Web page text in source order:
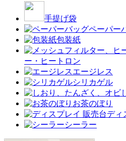
手提げ袋
ペーパー
包装紙
ー・ヒートロン
エージレス
シリカゲル
お茶のぼり
ディ
シーラー